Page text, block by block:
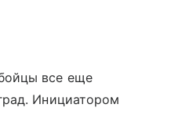
все еще
Инициатором